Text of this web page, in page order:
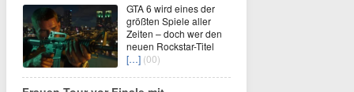
GTA 6 wird eines der
größten Spiele aller
Zeiten – doch wer den
neuen Rockstar-Titel
[…] (00)